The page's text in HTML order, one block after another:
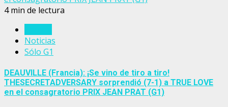
4 min de lectura
Noticias
Sólo G1
DEAUVILLE (Francia): ¡Se vino de tiro a tiro!
THESECRETADVERSARY sorprendió (7-1) a TRUE LOVE
en el consagratorio PRIX JEAN PRAT (G1)